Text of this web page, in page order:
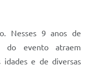
Nesses 9 anos de
do evento atraem
idades e de diversas